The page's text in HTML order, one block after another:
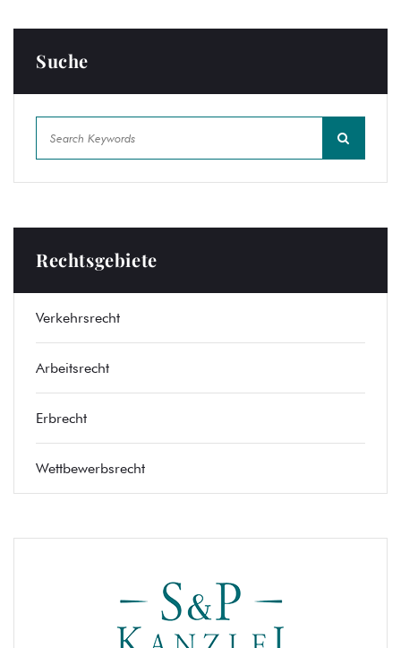
Suche
Rechtsgebiete
Verkehrsrecht
Arbeitsrecht
Erbrecht
Wettbewerbsrecht